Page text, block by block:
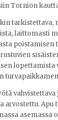
Tornion
laittomasti
Apu
asemassa